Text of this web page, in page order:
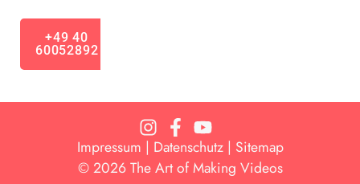
+49 40
60052892
© 2026 The Art of Making Videos
Impressum | Datenschutz | Sitemap